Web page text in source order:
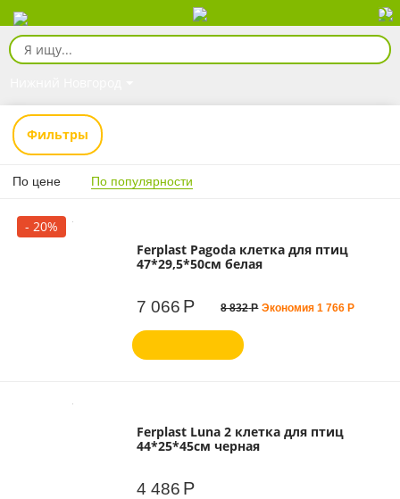
Фильтры
По цене По популярности
- 20%
Ferplast Pagoda клетка для птиц
47*29,5*50см белая
7 066 Р 8 832 Р Экономия1 766 Р
Ferplast Luna 2 клетка для птиц
44*25*45см черная
4 486 Р